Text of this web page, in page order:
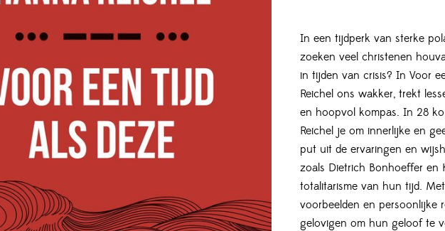
In een tijdperk van sterke
zoeken veel christenen
in tijden van crisis? In Voor
Reichel ons wakker, trekt
en hoopvol kompas. In 28
Reichel je om innerlijke en
put uit de ervaringen en
zoals Dietrich Bonhoeffer en
totalitarisme van hun tijd.
voorbeelden en persoonlijke
gelovigen om hun geloof te